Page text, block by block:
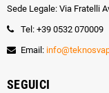
Sede Legale: Via Fratelli
Tel: +39 0532 070009
Email:
SEGUICI